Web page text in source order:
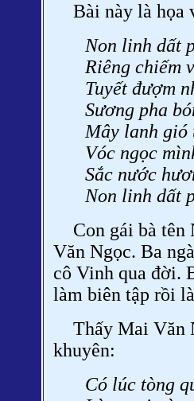
Bài này là họa
Non linh dất
Riêng chiếm
Tuyết đượm
Sương pha
Mây lanh gió
Vóc ngọc
Sắc nước
Non linh dất
Con gái bà tên
Văn Ngọc. Ba
cô Vinh qua đời.
làm biên tập rồi
Thấy Mai Văn
khuyên:
Có lúc tòng